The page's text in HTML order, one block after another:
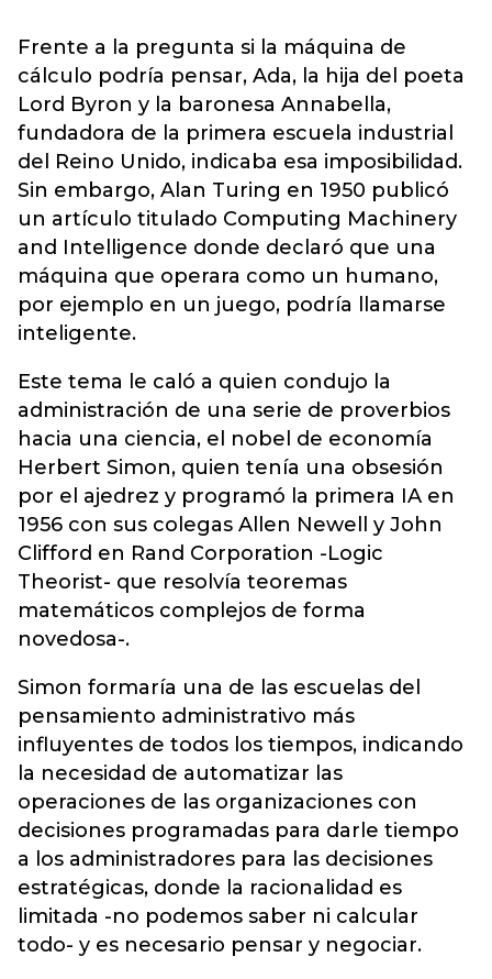
Frente a la pregunta si la máquina de
cálculo podría pensar, Ada, la hija del poeta
Lord Byron y la baronesa Annabella,
fundadora de la primera escuela industrial
del Reino Unido, indicaba esa imposibilidad.
Sin embargo, Alan Turing en 1950 publicó
un artículo titulado Computing Machinery
and Intelligence donde declaró que una
máquina que operara como un humano,
por ejemplo en un juego, podría llamarse
inteligente.
Este tema le caló a quien condujo la
administración de una serie de proverbios
hacia una ciencia, el nobel de economía
Herbert Simon, quien tenía una obsesión
por el ajedrez y programó la primera IA en
1956 con sus colegas Allen Newell y John
Clifford en Rand Corporation -Logic
Theorist- que resolvía teoremas
matemáticos complejos de forma
novedosa-.
Simon formaría una de las escuelas del
pensamiento administrativo más
influyentes de todos los tiempos, indicando
la necesidad de automatizar las
operaciones de las organizaciones con
decisiones programadas para darle tiempo
a los administradores para las decisiones
estratégicas, donde la racionalidad es
limitada -no podemos saber ni calcular
todo- y es necesario pensar y negociar.